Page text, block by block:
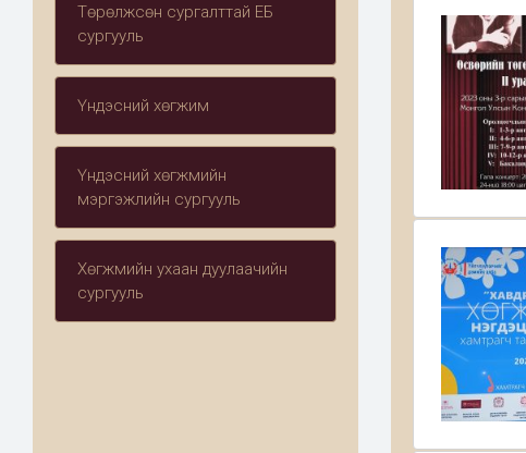
Төрөлжсөн сургалттай ЕБ
сургууль
Үндэсний хөгжим
Үндэсний хөгжмийн
мэргэжлийн сургууль
Хөгжмийн ухаан дуулаачийн
сургууль